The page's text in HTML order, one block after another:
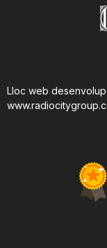
Lloc web